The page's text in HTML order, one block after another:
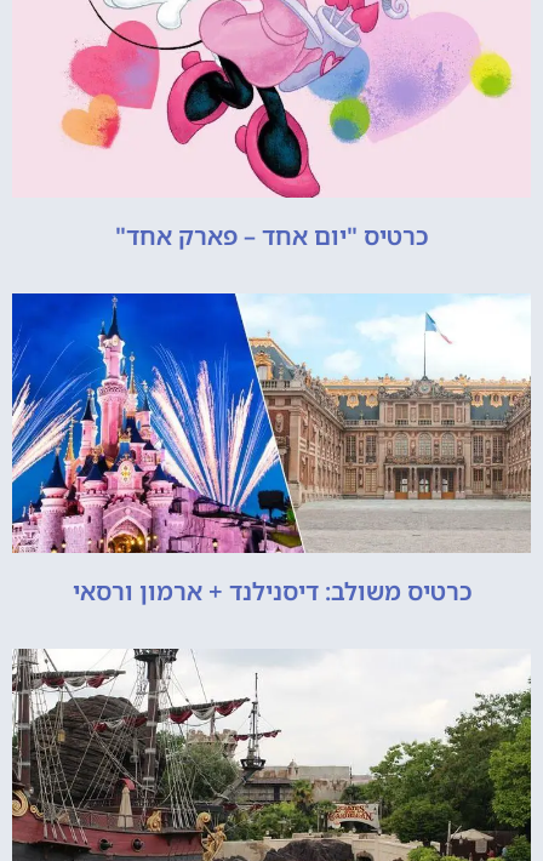
כרטיס "יום אחד – פארק אחד"
כרטיס משולב: דיסנילנד + ארמון ורסאי